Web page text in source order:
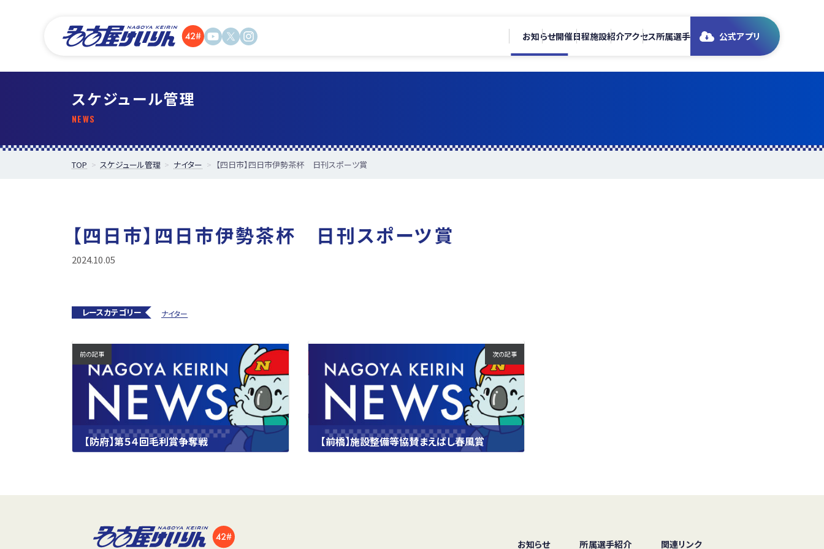
お知らせ開催日程施設紹介アクセス所属選手 公式アプリ
スケジュール管理
TOP スケジュール管理 ナイター 【四日市】四日市伊勢茶杯 日刊スポーツ賞
【四日市】四日市伊勢茶杯 日刊スポーツ賞
2024.10.05
レースカテゴリー ナイター
前の記事
【防府】第５４回毛利賞争奪戦
次の記事
【前橋】施設整備等協賛まえばし春風賞
お知らせ 所属選手紹介 関連リンク